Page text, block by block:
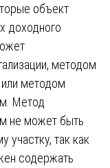
объект
доходного
методом
методом
Метод
не может быть
участку, так как
содержать